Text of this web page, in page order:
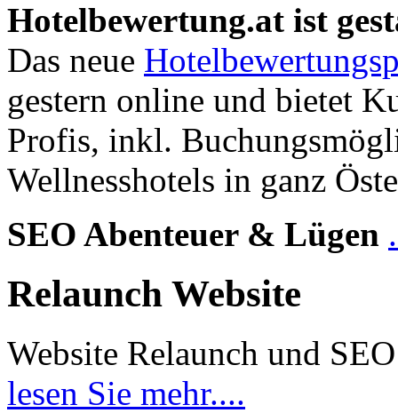
Hotelbewertung.at ist
Das neue
gestern online und bietet
Profis, inkl.
Wellnesshotels in ganz
SEO Abenteuer & Lügen
Relaunch Website
Website Relaunch und SEO
lesen Sie mehr....